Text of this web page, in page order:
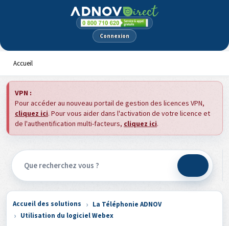
Panneau de gestion des cookies
Connexion
Accueil
VPN :
Pour accéder au nouveau portail de gestion des licences VPN,
cliquez ici. Pour vous aider dans l'activation de votre licence et
de l'authentification multi-facteurs, cliquez ici.
Accueil des solutions
La Téléphonie ADNOV
Utilisation du logiciel Webex